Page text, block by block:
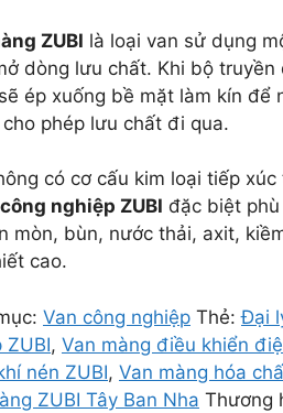
ZUBI là loại van sử dụng
dòng lưu chất. Khi bộ
ép xuống bề mặt làm kín để
phép lưu chất đi qua.
có cơ cấu kim loại tiếp
nghiệp ZUBI đặc biệt
mòn, bùn, nước thải, axit,
cao.
Van công nghiệp Thẻ:Đại
ZUBI, Van màng điều khiển
nén ZUBI, Van màng hóa
ZUBI Tây Ban Nha Thương